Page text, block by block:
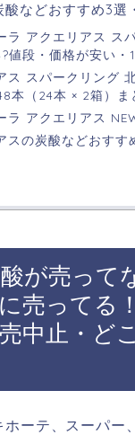
などおすすめ3選
ラ アクエリアス ス
値段・価格が安い・
ス スパークリング
本（24本 × 2箱）
ラ アクエリアス
スの炭酸などおすす
が売って
売ってる
中止・ど
ーテ、スーパー